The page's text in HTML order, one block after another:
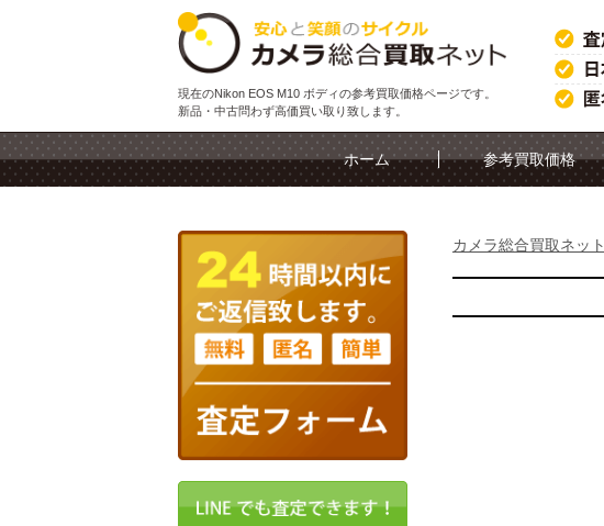
現在のNikon EOS M10 ボディの参考買取価格ページです。
新品・中古問わず高価買い取り致します。
ホーム 参考買取価格
カメラ総合買取ネット